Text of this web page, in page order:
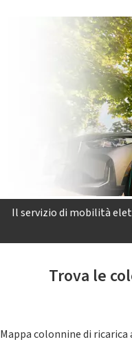
Il servizio di mobilità
Trova le
Mappa colonnine di